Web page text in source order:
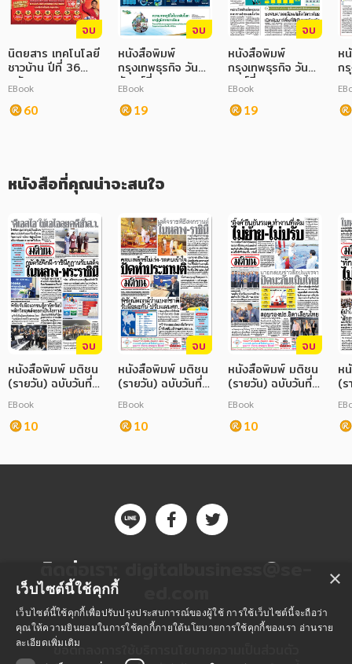
หนังสือเด็ก
การพัฒนาตนเอง
การ์ตูนความรู้ การ์ตูน
จบ
นิตยสาร เทคโนโลยี
ชาวบ้าน ปีที่ 36
ฉบับ 800 ตุลาคม
2566
EBook
60
จบ
หนังสือพิมพ์
กรุงเทพธุรกิจ วัน
จันทร์ที่ 21
กุมภาพันธ์ พ.ศ.
2565
EBook
19
จบ
หนังสือพิมพ์
กรุงเทพธุรกิจ วัน
ศุกร์ที่ 20
พฤษภาคม 2565
EBook
19
ห
ก
พ
ม
หนังสือที่คุณน่าจะสนใจ
จบ
หนังสือพิมพ์ มติชน
(รายวัน) ฉบับวันที่
26 เมษายน 2568
EBook
10
จบ
หนังสือพิมพ์ มติชน
(รายวัน) ฉบับวันที่
16 เมษายน 2568
EBook
10
จบ
หนังสือพิมพ์ มติชน
(รายวัน) ฉบับวันที่
30 เมษายน 2568
EBook
10
ห
(
ติดต่อเรา: digitalbusiness@se-
ข้อตกลงการใช้บริการ
×
เว็บไซต์นี้ใช้คุกกี้
เว็บไซต์นี้ใช้คุกกี้เพื่อปรับปรุงประสบการณ์ของผู้ใช้ การใช้เว็บไซต์นี้จะถือว่า
คุณให้ความยินยอมในการใช้คุกกี้ภายใต้นโยบายการใช้คุกกี้ของเรา อ่านราย
ละเอียดเพิ่มเติม